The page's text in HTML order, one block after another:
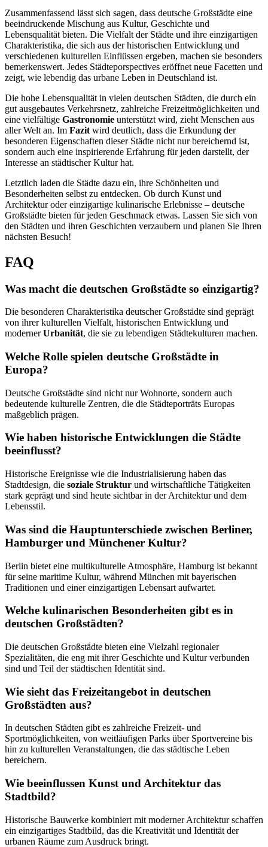
Zusammenfassend lässt sich sagen, dass deutsche Großstädte eine
beeindruckende Mischung aus Kultur, Geschichte und
Lebensqualität bieten. Die Vielfalt der Städte und ihre einzigartigen
Charakteristika, die sich aus der historischen Entwicklung und
verschiedenen kulturellen Einflüssen ergeben, machen sie besonders
bemerkenswert. Jedes Städteporspectives eröffnet neue Facetten und
zeigt, wie lebendig das urbane Leben in Deutschland ist.
Die hohe Lebensqualität in vielen deutschen Städten, die durch ein
gut ausgebautes Verkehrsnetz, zahlreiche Freizeitmöglichkeiten und
eine vielfältige Gastronomie unterstützt wird, zieht Menschen aus
aller Welt an. Im Fazit wird deutlich, dass die Erkundung der
besonderen Eigenschaften dieser Städte nicht nur bereichernd ist,
sondern auch eine inspirierende Erfahrung für jeden darstellt, der
Interesse an städtischer Kultur hat.
Letztlich laden die Städte dazu ein, ihre Schönheiten und
Besonderheiten selbst zu entdecken. Ob durch Kunst und
Architektur oder einzigartige kulinarische Erlebnisse – deutsche
Großstädte bieten für jeden Geschmack etwas. Lassen Sie sich von
den Städten und ihren Geschichten verzaubern und planen Sie Ihren
nächsten Besuch!
FAQ
Was macht die deutschen Großstädte so einzigartig?
Die besonderen Charakteristika deutscher Großstädte sind geprägt
von ihrer kulturellen Vielfalt, historischen Entwicklung und
modernerUrbanität, die sie zu lebendigen Städtekulturen machen.
Welche Rolle spielen deutsche Großstädte in
Europa?
Deutsche Großstädte sind nicht nur Wohnorte, sondern auch
bedeutende kulturelle Zentren, die die Städteporträts Europas
maßgeblich prägen.
Wie haben historische Entwicklungen die Städte
beeinflusst?
Historische Ereignisse wie die Industrialisierung haben das
Stadtdesign, die soziale Struktur und wirtschaftliche Tätigkeiten
stark geprägt und sind heute sichtbar in der Architektur und dem
Lebensstil.
Was sind die Hauptunterschiede zwischen Berliner,
Hamburger und Münchener Kultur?
Berlin bietet eine multikulturelle Atmosphäre, Hamburg ist bekannt
für seine maritime Kultur, während München mit bayerischen
Traditionen und einer einzigartigen Lebensart aufwartet.
Welche kulinarischen Besonderheiten gibt es in
deutschen Großstädten?
Die deutschen Großstädte bieten eine Vielzahl regionaler
Spezialitäten, die eng mit ihrer Geschichte und Kultur verbunden
sind und Teil der städtischen Identität sind.
Wie sieht das Freizeitangebot in deutschen
Großstädten aus?
In deutschen Städten gibt es zahlreiche Freizeit- und
Sportmöglichkeiten, von weitläufigen Parks über Sportvereine bis
hin zu kulturellen Veranstaltungen, die das städtische Leben
bereichern.
Wie beeinflussen Kunst und Architektur das
Stadtbild?
Historische Bauwerke kombiniert mit moderner Architektur schaffen
ein einzigartiges Stadtbild, das die Kreativität und Identität der
urbanen Räume zum Ausdruck bringt.